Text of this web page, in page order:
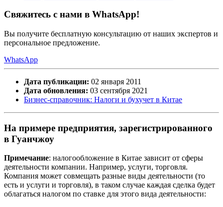
Свяжитесь с нами в WhatsApp!
Вы получите бесплатную консультацию от наших экспертов и
персональное предложение.
WhatsApp
Дата публикации: 02 января 2011
Дата обновления: 03 сентября 2021
Бизнес-справочник: Налоги и бухучет в Китае
На примере предприятия, зарегистрированного
в Гуанчжоу
Примечание: налогообложение в Китае зависит от сферы
деятельности компании. Например, услуги, торговля.
Компания может совмещать разные виды деятельности (то
есть и услуги и торговля), в таком случае каждая сделка будет
облагаться налогом по ставке для этого вида деятельности: